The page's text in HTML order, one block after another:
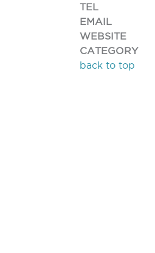
TEL
EMAIL
WEBSITE
CATEGORY
back to top